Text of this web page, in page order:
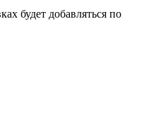
будет добавляться по